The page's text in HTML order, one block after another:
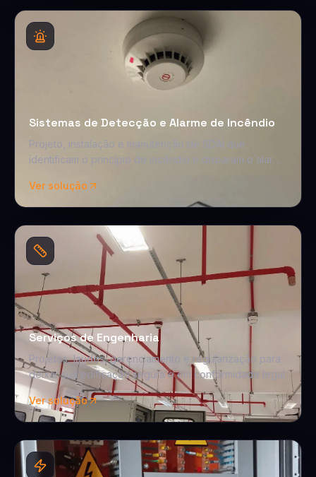
Sistemas de Detecção e Alarme de Incêndio
Projeto, instalação e manutenção de SDAI que
identificam o princípio de incêndio e disparam o alarme
Ver solução
Serviços de Engenharia
Projetos, laudos, gerenciamento e regularização para
deixar sua edificação segura e em conformidade legal.
Ver solução